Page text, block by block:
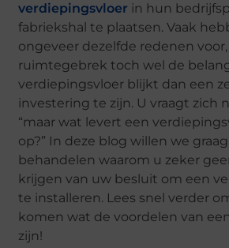
verdiepingsvloer in hun
fabriekshal te plaatsen. Vaak
ongeveer dezelfde redenen voor,
ruimtegebrek toch wel de
verdiepingsvloer blijkt dan een
investering te zijn. U vraagt zich
“maar wat levert een
op?” In deze blog willen we
behandelen waarom u zeker
krijgen van uw besluit om een
te installeren. Lees snel verder
komen wat de voordelen van
zijn!